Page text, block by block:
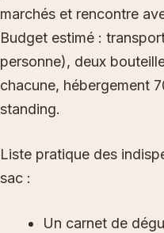
marchés et rencontre
Budget estimé :
personne), deux
chacune, hébergement
standing.
Liste pratique des
sac :
Un carnet de